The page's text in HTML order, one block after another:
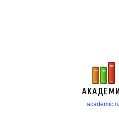
academic.ru